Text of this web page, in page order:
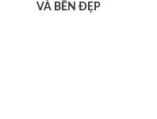
VÀ BỀN ĐẸP